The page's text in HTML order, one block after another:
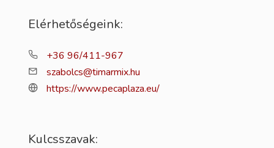
Elérhetőségeink:
+36 96/411-967
szabolcs@timarmix.hu
https://www.pecaplaza.eu/
Kulcsszavak: